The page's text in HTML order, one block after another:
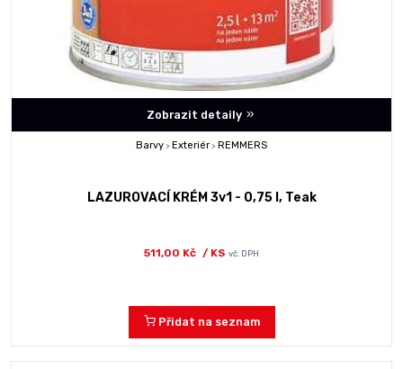
Zobrazit detaily
Barvy>Exteriér>REMMERS
LAZUROVACÍ KRÉM 3v1 - 0,75 l, Teak
511,00 Kč / KS vč. DPH
Přidat na seznam